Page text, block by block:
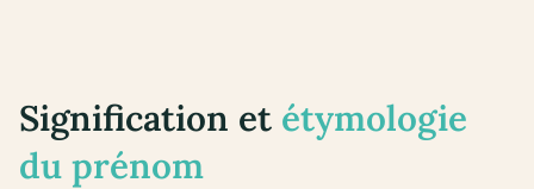
Signification et étymologie
du prénom